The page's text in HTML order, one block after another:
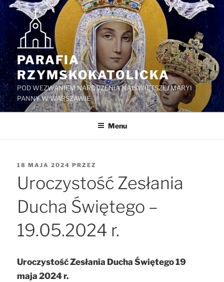
Przejdź
treści
PARAFIA
RZYMSKOKATOLICKA
POD WEZWANIEM NARODZENIA NAJŚWIĘTSZEJ MARYI
PANNY W WARSZAWIE
Menu
OPUBLIKOWANE
18 MAJA 2024 PRZEZ
Uroczystość Zesłania
Ducha Świętego –
19.05.2024 r.
Uroczystość Zesłania Ducha Świętego 19
maja 2024 r.